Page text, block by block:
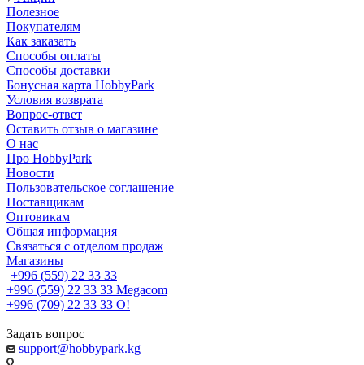
Полезное
Покупателям
Как заказать
Способы оплаты
Способы доставки
Бонусная карта HobbyPark
Условия возврата
Вопрос-ответ
Оставить отзыв о магазине
О нас
Про HobbyPark
Новости
Пользовательское соглашение
Поставщикам
Оптовикам
Общая информация
Связаться с отделом продаж
Магазины
+996 (559) 22 33 33
+996 (559) 22 33 33 Megacom
+996 (709) 22 33 33 O!
Задать вопрос
support@hobbypark.kg